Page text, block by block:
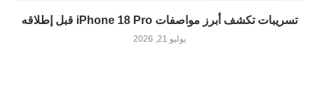
تسريبات تكشف أبرز مواصفات iPhone 18 Pro قبل إطلاقه
يوليو 21, 2026